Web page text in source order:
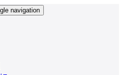
navigation